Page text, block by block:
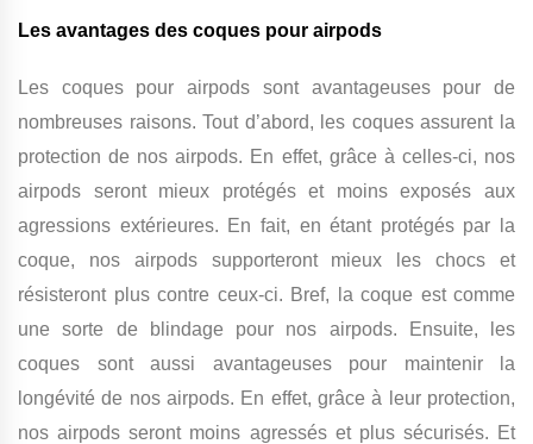
Les avantages des coques pour airpods
Les coques pour airpods sont avantageuses pour de
nombreuses raisons. Tout d’abord, les coques assurent la
protection de nos airpods. En effet, grâce à celles-ci, nos
airpods seront mieux protégés et moins exposés aux
agressions extérieures. En fait, en étant protégés par la
coque, nos airpods supporteront mieux les chocs et
résisteront plus contre ceux-ci. Bref, la coque est comme
une sorte de blindage pour nos airpods. Ensuite, les
coques sont aussi avantageuses pour maintenir la
longévité de nos airpods. En effet, grâce à leur protection,
nos airpods seront moins agressés et plus sécurisés. Et